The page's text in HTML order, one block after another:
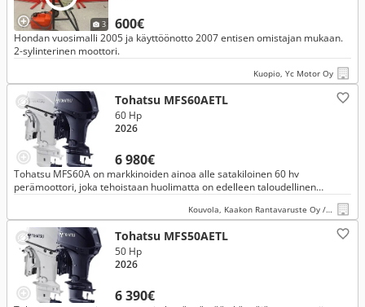
3 600€
Hondan vuosimalli 2005 ja käyttöönotto 2007 entisen omistajan mukaan.
2-sylinterinen moottori.
Kuopio, Yc Motor Oy
Tohatsu MFS60AETL
6 980€
60 Hp
2026
Tohatsu MFS60A on markkinoiden ainoa alle satakiloinen 60 hv
perämoottori, joka tehoistaan huolimatta on edelleen taloudellinen
ajettava. Veneilynautinnon viimeistelee käyttöä helpottava uistelunopeud
Kouvola, Kaakon Rantavaruste Oy / Kaakon Konevälitys
Tohatsu MFS50AETL
6 390€
50 Hp
2026